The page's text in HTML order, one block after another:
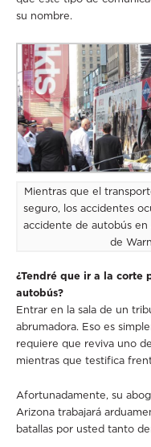
su nombre.
Mientras que el
seguro, los accidentes
accidente de autobús en
de
¿Tendré que ir a la corte
autobús?
Entrar en la sala de un
abrumadora. Eso es
requiere que reviva uno
mientras que testifica
Afortunadamente, su
Arizona trabajará
batallas por usted tanto